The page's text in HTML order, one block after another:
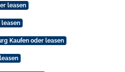
leasen
leasen
Kaufen oder leasen